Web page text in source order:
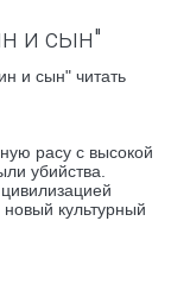
и сын"
и сын" читать
расу с высокой
убийства.
культурный